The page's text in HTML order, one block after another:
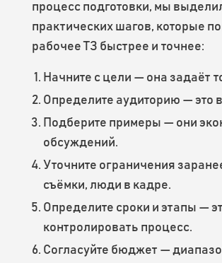
процесс подготовки, мы
практических шагов, которые
рабочее ТЗ быстрее и точнее:
Начните с цели — она задаёт
Определите аудиторию — это
Подберите примеры — они
обсуждений.
Уточните ограничения
съёмки, люди в кадре.
Определите сроки и этапы —
контролировать процесс.
Согласуйте бюджет —